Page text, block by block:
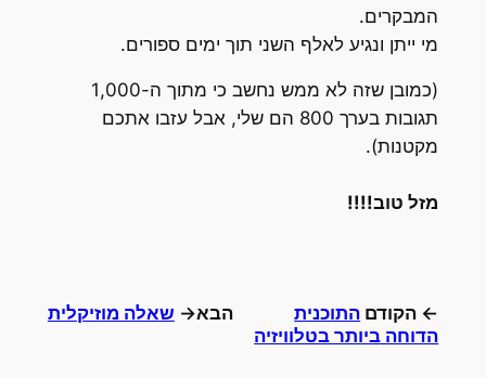
המבקרים.
מי ייתן ונגיע לאלף השני תוך ימים ספורים.
(כמובן שזה לא ממש נחשב כי מתוך ה-1,000
תגובות בערך 800 הם שלי, אבל עזבו אתכם
מקטנות).
מזל טוב!!!!
← הקודם התוכנית
הדוחה ביותר בטלוויזיה
הבא→ שאלה מוזיקלית